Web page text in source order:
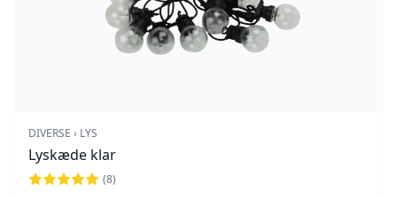
DIVERSE › LYS
Lyskæde klar
(8)